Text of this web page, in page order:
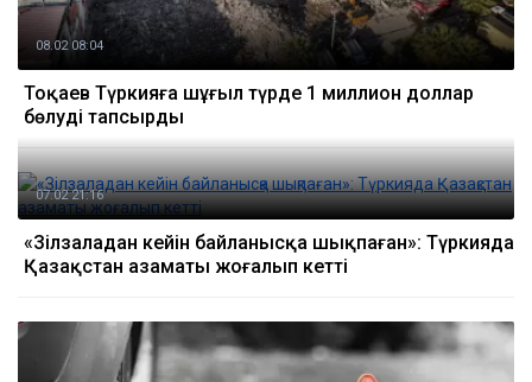
08.02 08:04
Тоқаев Түркияға шұғыл түрде 1 миллион доллар
бөлуді тапсырды
07.02 21:16
«Зілзаладан кейін байланысқа шықпаған»: Түркияда
Қазақстан азаматы жоғалып кетті